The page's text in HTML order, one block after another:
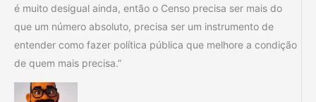
é muito desigual ainda, então o Censo precisa ser mais do
que um número absoluto, precisa ser um instrumento de
entender como fazer política pública que melhore a condição
de quem mais precisa.”